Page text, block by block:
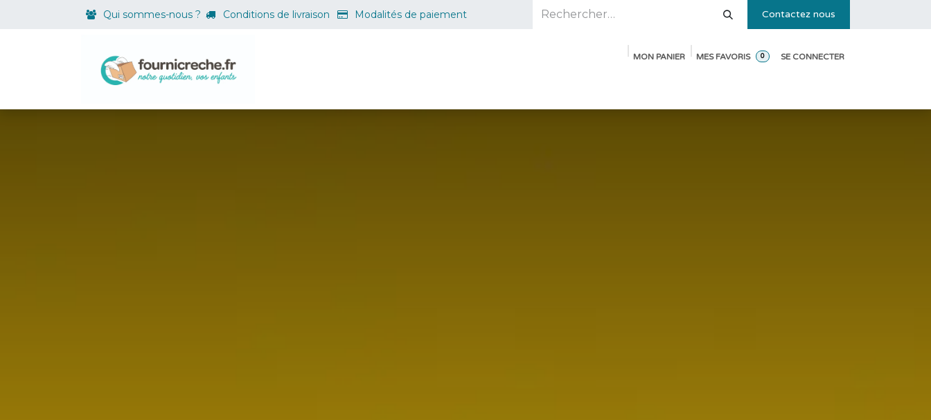
Se rendre au contenuQui sommes-nous ? Conditions de livraison Modalités de paiement Contactez nous
MON PANIER 0
MES FAVORIS SE CONNECTER